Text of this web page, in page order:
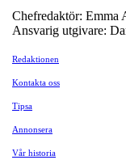
Chefredaktör: Emma
Ansvarig utgivare:
Redaktionen
Kontakta oss
Tipsa
Annonsera
Vår historia